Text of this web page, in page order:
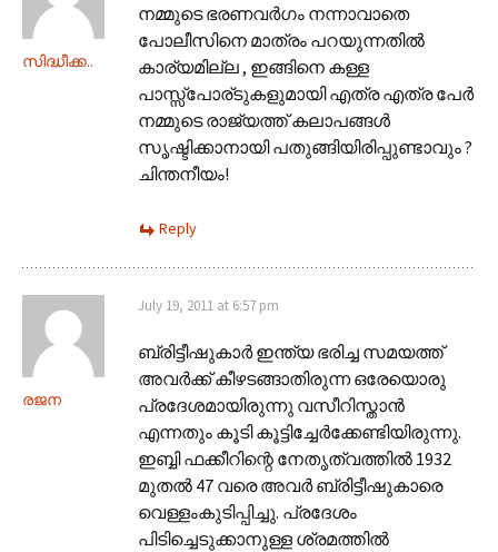
സിദ്ധീക്ക..
നമ്മുടെ ഭരണവര്‍ഗം നന്നാവാതെ
പോലീസിനെ മാത്രം പറയുന്നതില്‍
കാര്യമില്ല , ഇങ്ങിനെ കള്ള
പാസ്സ്പോര്ടുകളുമായി എത്ര എത്ര പേര്‍
നമ്മുടെ രാജ്യത്ത് കലാപങ്ങള്‍
സൃഷ്ടിക്കാനായി പതുങ്ങിയിരിപ്പുണ്ടാവും ?
ചിന്തനീയം!
Reply
രജന
July 19, 2011 at 6:57 pm
ബ്രിട്ടീഷുകാര്‍ ഇന്ത്യ ഭരിച്ച സമയത്ത്
അവര്‍ക്ക് കീഴടങ്ങാതിരുന്ന ഒരേയൊരു
പ്രദേശമായിരുന്നു വസീറിസ്താന്‍
എന്നതും കൂടി കൂട്ടിച്ചേര്‍ക്കേണ്ടിയിരുന്നു.
ഇബ്ബി ഫക്കീറിന്റെ നേതൃത്വത്തില്‍ 1932
മുതല്‍ 47 വരെ അവര്‍ ബ്രിട്ടീഷുകാരെ
വെള്ളംകുടിപ്പിച്ചു. പ്രദേശം
പിടിച്ചെടുക്കാനുള്ള ശ്രമത്തില്‍